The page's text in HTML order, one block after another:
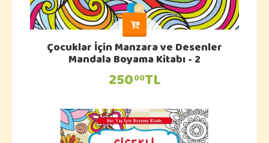
Çocuklar İçin Manzara ve Desenler
Mandala Boyama Kitabı - 2
25000TL